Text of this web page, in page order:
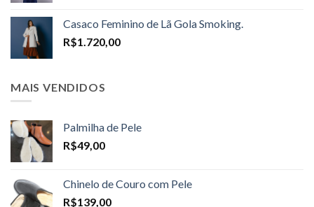
through
Casaco Feminino de Lã Gola Smoking.
R$1.720,00
MAIS VENDIDOS
Palmilha de Pele
R$49,00
Chinelo de Couro com Pele
R$139,00